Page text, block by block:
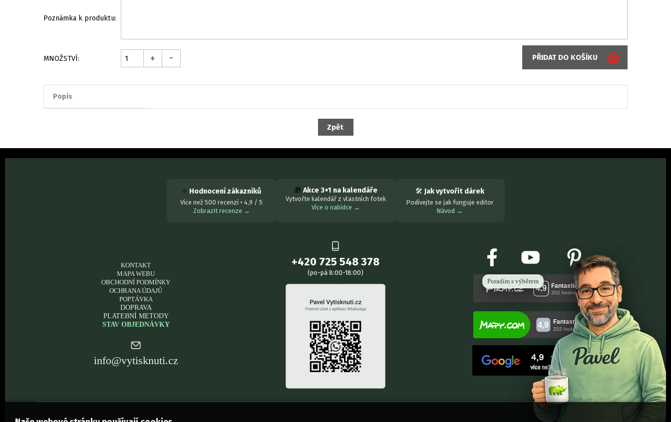
Poznámka k produktu:
MNOŽSTVÍ: + -
Popis
Poradím s výběrem
⭐ Hodnocení zákazníků
Více než 500 recenzí • 4,9 / 5
Zobrazit recenze →
🎁 Akce 3+1 na kalendáře
Vytvořte kalendář z vlastních fotek
Více o nabídce →
🛠 Jak vytvořit dárek
Podívejte se jak funguje editor
Návod →
KONTAKT
MAPA WEBU
OBCHODNÍ PODMÍNKY
OCHRANA ÚDAJŮ
POPTÁVKA
DOPRAVA
PLATEBNÍ METODY
STAV OBJEDNÁVKY
info@vytisknuti.cz
+420 725 548 378
(po-pá 8:00-18:00)